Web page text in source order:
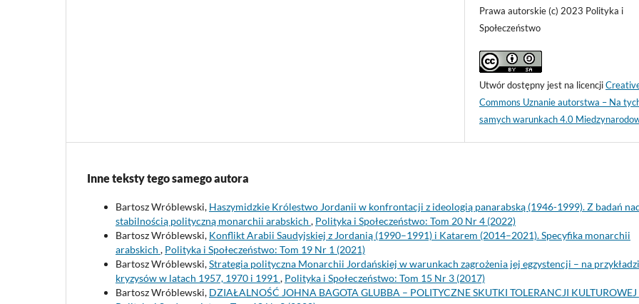
Prawa autorskie (c) 2023 Polityka i
Społeczeństwo
Utwór dostępny jest na licencji
Commons Uznanie autorstwa – Na
samych warunkach 4.0
Inne teksty tego samego autora
Bartosz Wróblewski, Haszymidzkie Królestwo Jordanii w konfrontacji z ideologią panarabską (1946-1999). Z badań
stabilnością polityczną monarchii arabskich , Polityka i Społeczeństwo: Tom 20 Nr 4 (2022)
Bartosz Wróblewski, Konflikt Arabii Saudyjskiej z Jordanią (1990–1991) i Katarem (2014–2021). Specyfika monarchii
arabskich , Polityka i Społeczeństwo: Tom 19 Nr 1 (2021)
Bartosz Wróblewski,Strategia polityczna Monarchii Jordańskiej w warunkach zagrożenia jej egzystencji – na
kryzysów w latach 1957, 1970 i 1991 , Polityka i Społeczeństwo: Tom 15 Nr 3 (2017)
Bartosz Wróblewski, DZIAŁALNOŚĆ JOHNA BAGOTA GLUBBA – POLITYCZNE SKUTKI TOLERANCJI KULTUROWEJ